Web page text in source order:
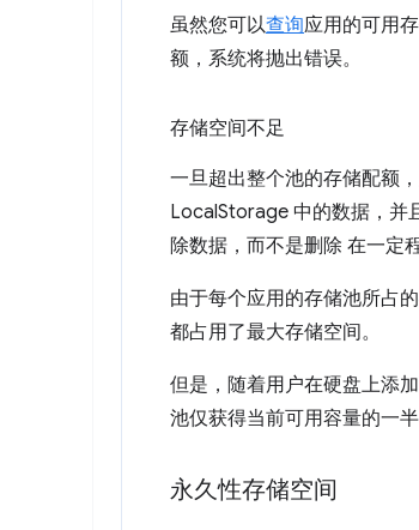
虽然您可以查询应用的可用
额，系统将抛出错误。
存储空间不足
一旦超出整个池的存储配额
LocalStorage 中的数据，并
除数据，而不是删除 在一定
由于每个应用的存储池所占
都占用了最大存储空间。
但是，随着用户在硬盘上添
池仅获得当前可用容量的一
永久性存储空间